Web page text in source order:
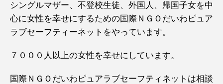
シングルマザー、不登校生徒、外国人、帰国子女を中
心に女性を幸せにするための国際ＮＧＯだいわピュア
ラブセーフティーネットをやっています。
７０００人以上の女性を幸せにしています。
国際ＮＧＯだいわピュアラブセーフティネットは相談